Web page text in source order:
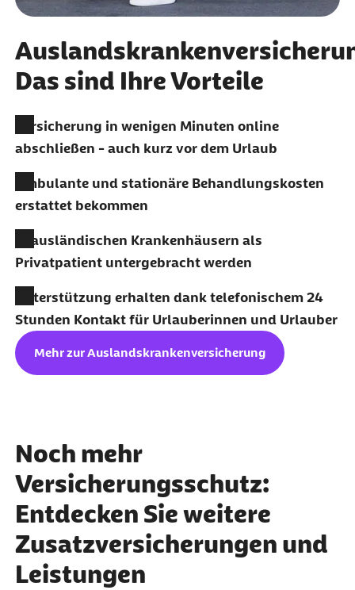
Das sind Ihre Vorteile
Versicherung in wenigen Minuten online
abschließen - auch kurz vor dem Urlaub
Ambulante und stationäre Behandlungskosten
erstattet bekommen
In ausländischen Krankenhäusern als
Privatpatient untergebracht werden
Unterstützung erhalten dank telefonischem 24
Stunden Kontakt für Urlauberinnen und Urlauber
Mehr zur Auslandskrankenversicherung
Noch mehr
Versicherungsschutz:
Entdecken Sie weitere
Zusatzversicherungen und
Leistungen